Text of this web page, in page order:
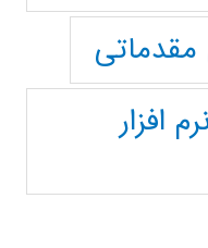
افزار